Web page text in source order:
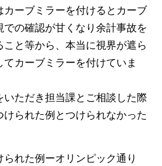
ーブミラーを付けるとカーブ
での確認が甘くなり余計事故を
と等から、本当に視界が遮ら
カーブミラーを付けていま
ただき担当課とご相談した際
けられた例とつけられなかった
れた例ーオリンピック通り